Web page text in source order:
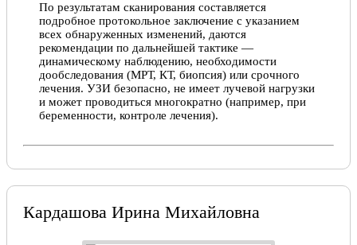
По результатам сканирования составляется
подробное протокольное заключение с указанием
всех обнаруженных изменений, даются
рекомендации по дальнейшей тактике —
динамическому наблюдению, необходимости
дообследования (МРТ, КТ, биопсия) или срочного
лечения. УЗИ безопасно, не имеет лучевой нагрузки
и может проводиться многократно (например, при
беременности, контроле лечения).
Кардашова Ирина Михайловна